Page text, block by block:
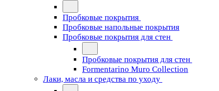
Пробковые покрытия
Пробковые напольные покрытия
Пробковые покрытия для стен
Пробковые покрытия для стен
Formentarino Muro Collection
Лаки, масла и средства по уходу